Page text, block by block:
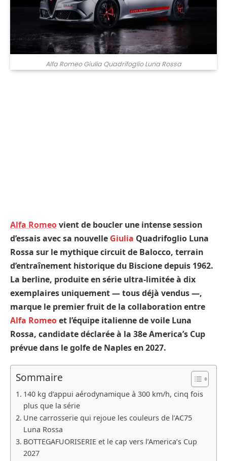
Alfa Romeo Giulia Quadrifoglio Luna Rossa
Alfa Romeovient de boucler une intense session
d’essais avec sa nouvelle Giulia Quadrifoglio Luna
Rossa sur le mythique circuit de Balocco, terrain
d’entraînement historique du Biscione depuis 1962.
La berline, produite en série ultra-limitée à dix
exemplaires uniquement — tous déjà vendus —,
marque le premier fruit de la collaboration entre
Alfa Romeoet l’équipe italienne de voile Luna
Rossa, candidate déclarée à la 38e America’s Cup
prévue dans le golfe de Naples en 2027.
Sommaire
140 kg d’appui aérodynamique à 300 km/h, cinq fois
plus que la série
Une carrosserie qui rejoue les couleurs de l’AC75
Luna Rossa
BOTTEGAFUORISERIE et le cap vers l’America’s Cup
2027